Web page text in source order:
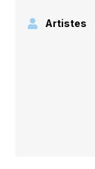
Artistes